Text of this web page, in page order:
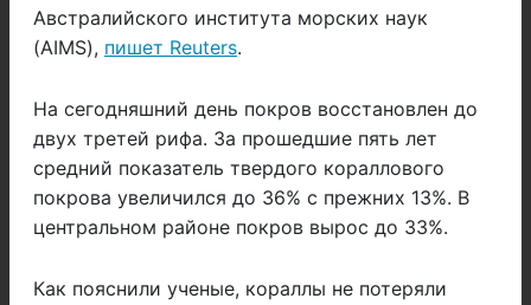
Австралийского института морских наук
(AIMS), пишет Reuters.
На сегодняшний день покров восстановлен до
двух третей рифа. За прошедшие пять лет
средний показатель твердого кораллового
покрова увеличился до 36% с прежних 13%. В
центральном районе покров вырос до 33%.
Как пояснили ученые, кораллы не потеряли